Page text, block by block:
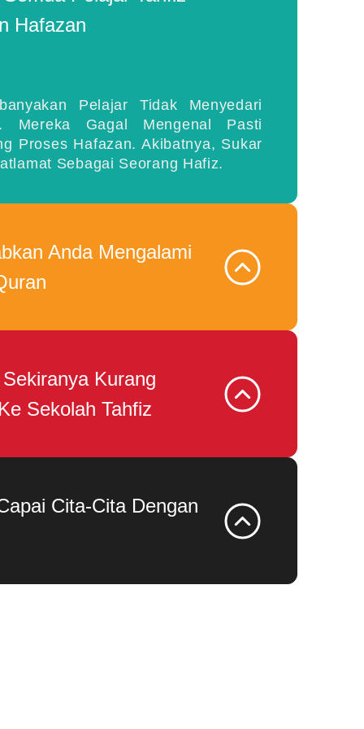
Hafazan
Pelajar Tidak Menyedari
Mereka Gagal Mengenal Pasti
Proses Hafazan. Akibatnya, Sukar
Sebagai Seorang Hafiz.
Anda Mengalami
Kurang
Sekolah Tahfiz
Cita-Cita Dengan